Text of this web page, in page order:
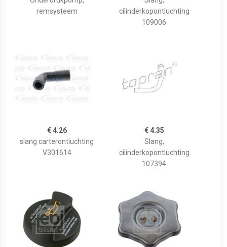
remsysteem
cilinderkopontluchting
109006
€ 4.26
slang carterontluchting
V301614
€ 4.35
Slang,
cilinderkopontluchting
107394